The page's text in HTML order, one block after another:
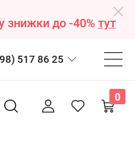
знижки до -40% тут
517 86 25
0